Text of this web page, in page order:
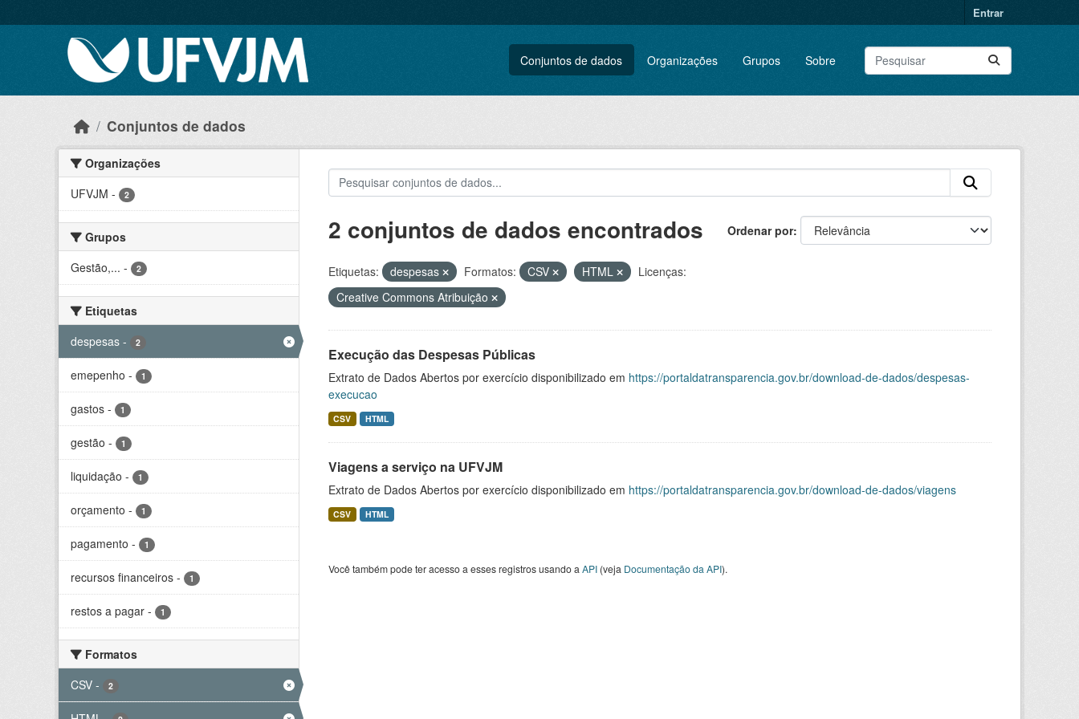
Entrar
Conjuntos de dados Organizações Grupos Sobre
Conjuntos de dados
Organizações
UFVJM - 2
Grupos
Gestão,... - 2
Etiquetas
despesas - 2
emepenho - 1
gastos - 1
gestão - 1
liquidação - 1
orçamento - 1
pagamento - 1
recursos financeiros - 1
restos a pagar - 1
Formatos
CSV - 2
Ordenar por
2 conjuntos de dados encontrados
Etiquetas: despesas Formatos: CSV HTML
Licenças:
Creative Commons Atribuição
Execução das Despesas Públicas
Extrato de Dados Abertos por exercício disponibilizado em https://portaldatransparencia.gov.br/download-de-dados/despesas-
execucao
CSV HTML
Viagens a serviço na UFVJM
Extrato de Dados Abertos por exercício disponibilizado em https://portaldatransparencia.gov.br/download-de-dados/viagens
CSV HTML
Você também pode ter acesso a esses registros usando a API(veja Documentação da API).